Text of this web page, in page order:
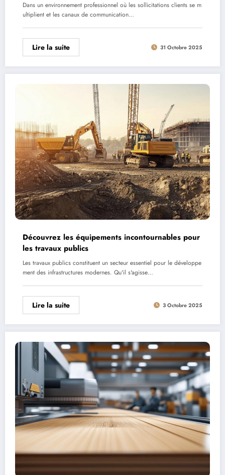
Dans un environnement professionnel où les sollicitations clients se m
ultiplient et les canaux de communication…
Lire la suite 31 Octobre 2025
Découvrez les équipements incontournables pour
les travaux publics
Les travaux publics constituent un secteur essentiel pour le développe
ment des infrastructures modernes. Qu'il s'agisse…
Lire la suite 3 Octobre 2025